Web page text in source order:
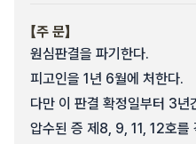
【주 문】
원심판결을 파기한다.
피고인을 1년 6월에 처한다.
다만 이 판결 확정일부터 3년
압수된 증 제8, 9, 11, 12호를